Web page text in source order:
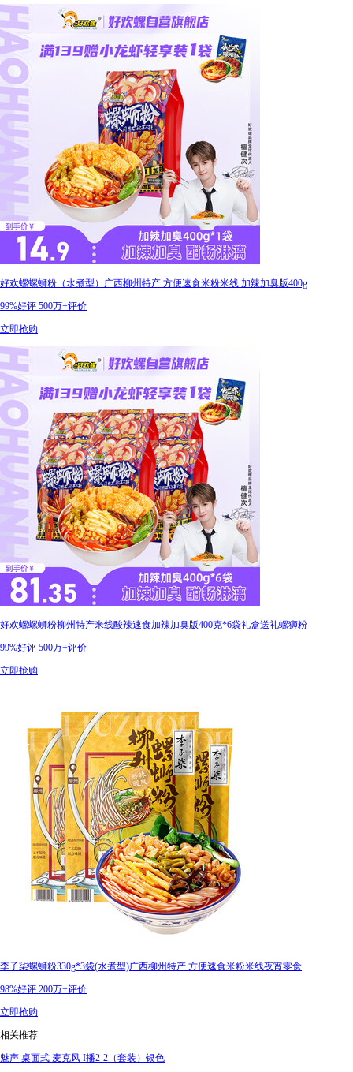
好欢螺螺蛳粉（水煮型）广西柳州特产 方便速食米粉米线 加辣加臭版400g
99%好评 500万+评价
立即抢购
好欢螺螺蛳粉柳州特产米线酸辣速食加辣加臭版400克*6袋礼盒送礼螺狮粉
99%好评 500万+评价
立即抢购
李子柒螺蛳粉330g*3袋(水煮型)广西柳州特产 方便速食米粉米线夜宵零食
98%好评 200万+评价
立即抢购
相关推荐
魅声 桌面式 麦克风 I播2-2（套装）银色